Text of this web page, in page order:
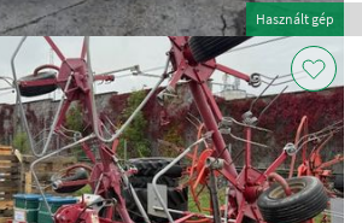
Használt gép